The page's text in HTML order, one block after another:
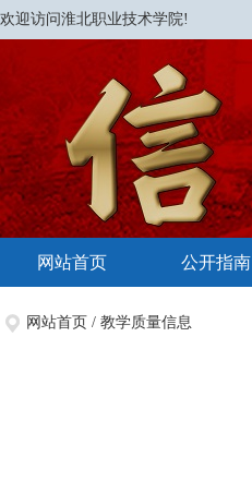
欢迎访问淮北职业技术学院!
网站首页 公开指南
网站首页 / 教学质量信息